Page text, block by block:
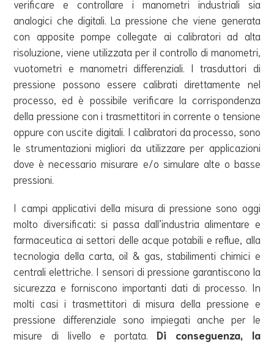
verificare e controllare i manometri industriali sia
analogici che digitali. La pressione che viene generata
con apposite pompe collegate ai calibratori ad alta
risoluzione, viene utilizzata per il controllo di manometri,
vuotometri e manometri differenziali. I trasduttori di
pressione possono essere calibrati direttamente nel
processo, ed è possibile verificare la corrispondenza
della pressione con i trasmettitori in corrente o tensione
oppure con uscite digitali. I calibratori da processo, sono
le strumentazioni migliori da utilizzare per applicazioni
dove è necessario misurare e/o simulare alte o basse
pressioni.
I campi applicativi della misura di pressione sono oggi
molto diversificati: si passa dall’industria alimentare e
farmaceutica ai settori delle acque potabili e reflue, alla
tecnologia della carta, oil & gas, stabilimenti chimici e
centrali elettriche. I sensori di pressione garantiscono la
sicurezza e forniscono importanti dati di processo. In
molti casi i trasmettitori di misura della pressione e
pressione differenziale sono impiegati anche per le
misure di livello e portata.Di conseguenza, la